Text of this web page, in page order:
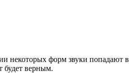
некоторых форм звуки
будет верным.